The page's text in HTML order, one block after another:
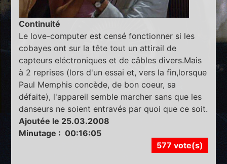
Continuité
Le love-computer est censé fonctionner si les
cobayes ont sur la tête tout un attirail de
capteurs eléctroniques et de câbles divers.Mais
à 2 reprises (lors d'un essai et, vers la fin,lorsque
Paul Memphis concède, de bon coeur, sa
défaite), l'appareil semble marcher sans que les
danseurs ne soient entravés par quoi que ce soit.
Ajoutée le 25.03.2008
Minutage : 00:16:05
577 vote(s)